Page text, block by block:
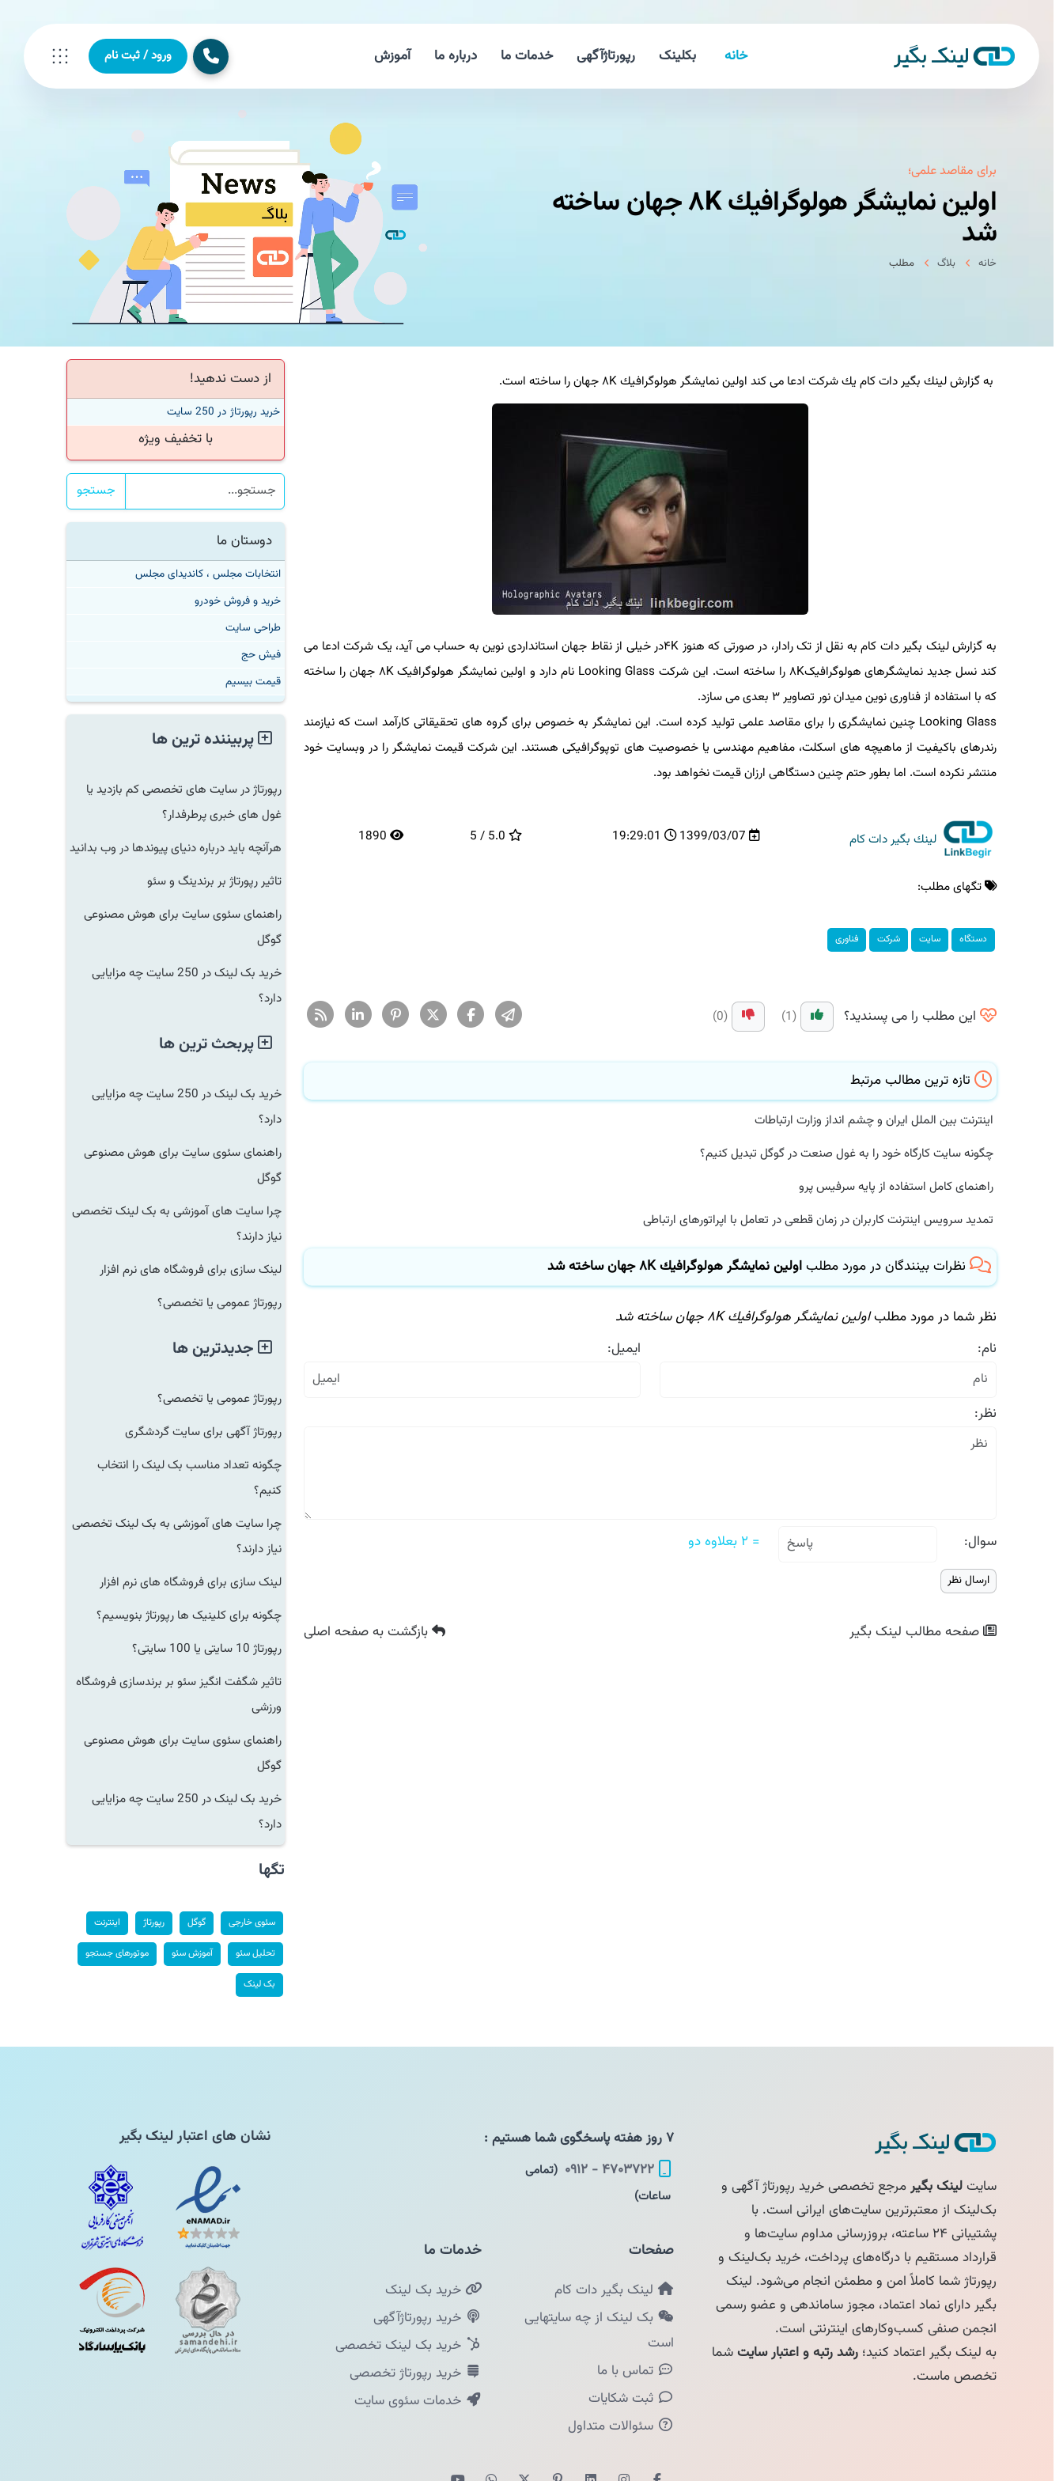
خانه بکلینک رپورتاژآگهی خدمات ما درباره ما آموزش ورود / ثبت نام
برای مقاصد علمی؛
اولین نمایشگر هولوگرافیك ۸K جهان ساخته
شد
خانه بلاگ مطلب
به گزارش لینك بگیر دات كام یك شركت ادعا می كند اولین نمایشگر هولوگرافیك ۸K جهان را ساخته است.
به گزارش لینک بگیر دات کام به نقل از تک رادار، در صورتی که هنوز ۴Kدر خیلی از نقاط جهان استانداردی نوین به حساب می آید، یک شرکت ادعا می
کند نسل جدید نمایشگرهای هولوگرافیک۸K را ساخته است. این شرکت Looking Glass نام دارد و اولین نمایشگر هولوگرافیک ۸K جهان را ساخته
که با استفاده از فناوری نوین میدان نور تصاویر ۳ بعدی می سازد.
Looking Glass چنین نمایشگری را برای مقاصد علمی تولید کرده است. این نمایشگر به خصوص برای گروه های تحقیقاتی کارآمد است که نیازمند
رندرهای باکیفیت از ماهیچه های اسکلت، مفاهیم مهندسی یا خصوصیت های توپوگرافیکی هستند. این شرکت قیمت نمایشگر را در وبسایت خود
منتشر نکرده است. اما بطور حتم چنین دستگاهی ارزان قیمت نخواهد بود.
لینك بگیر دات كام 1399/03/07
19:29:01
5.0 / 5
1890
تگهای مطلب:
دستگاه سایت شركت فناوری
این مطلب را می پسندید؟
تازه ترین مطالب مرتبط
اینترنت بین الملل ایران و چشم انداز وزارت ارتباطات
چگونه سایت کارگاه خود را به غول صنعت در گوگل تبدیل کنیم؟
راهنمای کامل استفاده از پایه سرفیس پرو
تمدید سرویس اینترنت کاربران در زمان قطعی در تعامل با اپراتورهای ارتباطی
نظرات بینندگان در مورد مطلباولین نمایشگر هولوگرافیك ۸K جهان ساخته شد
نظر شما در مورد مطلباولین نمایشگر هولوگرافیك ۸K جهان ساخته شد
نام:
ایمیل:
نظر:
سوال: = ۲ بعلاوه دو
صفحه مطالبلینک بگیر بازگشتبه صفحه اصلی
از دست ندهید!
خرید رپورتاژ در 250 سایت
با تخفیف ویژه
جستجو
دوستان ما
انتخابات مجلس ، کاندیدای مجلس
خرید و فروش خودرو
طراحی سایت
فیش حج
قیمت بیسیم
پربیننده ترین ها
رپورتاژ در سایت های تخصصی کم بازدید یا
غول های خبری پرطرفدار؟
هرآنچه باید درباره دنیای پیوندها در وب بدانید
تاثیر رپورتاژ بر برندینگ و سئو
راهنمای سئوی سایت برای هوش مصنوعی
گوگل
خرید بک لینک در 250 سایت چه مزایایی
دارد؟
پربحث ترین ها
خرید بک لینک در 250 سایت چه مزایایی
دارد؟
راهنمای سئوی سایت برای هوش مصنوعی
گوگل
چرا سایت های آموزشی به بک لینک تخصصی
نیاز دارند؟
لینک سازی برای فروشگاه های نرم افزار
رپورتاژ عمومی یا تخصصی؟
جدیدترین ها
رپورتاژ عمومی یا تخصصی؟
رپورتاژ آگهی برای سایت گردشگری
چگونه تعداد مناسب بک لینک را انتخاب
کنیم؟
چرا سایت های آموزشی به بک لینک تخصصی
نیاز دارند؟
لینک سازی برای فروشگاه های نرم افزار
چگونه برای کلینیک ها رپورتاژ بنویسیم؟
رپورتاژ 10 سایتی یا 100 سایتی؟
تاثیر شگفت انگیز سئو بر برندسازی فروشگاه
ورزشی
راهنمای سئوی سایت برای هوش مصنوعی
گوگل
خرید بک لینک در 250 سایت چه مزایایی
دارد؟
تگها
سئوی خارجی گوگل رپورتاژ اینترنت
تحلیل سئو آموزش سئو موتورهای جستجو
بک لینک
سایتلینک بگیرمرجع تخصصی خرید رپورتاژ آگهی و
بک‌لینک از معتبرترین سایت‌های ایرانی است. با
پشتیبانی ۲۴ ساعته، بروزرسانی مداوم سایت‌ها و
قرارداد مستقیم با درگاه‌های پرداخت، خرید بک‌لینک و
رپورتاژ شما کاملاً امن و مطمئن انجام می‌شود. لینک
بگیر دارای نماد اعتماد، مجوز ساماندهی و عضو رسمی
انجمن صنفی کسب‌وکارهای اینترنتی است.
به لینک بگیر اعتماد کنید؛رشد رتبه و اعتبار سایتشما
تخصص ماست.
۴۷۰۳۷۲۲ - ۰۹۱۲
(تمامی
ساعات)
صفحات
لینک بگیر دات کام
بک لینک از چه سایتهایی
است
تماس با ما
ثبت شکایات
سئوالات متداول
خدمات ما
خرید بک لینک
خرید رپورتاژآگهی
خرید بک لینک تخصصی
خرید رپورتاژ تخصصی
خدمات سئوی سایت
نشان های اعتبار لینک بگیر